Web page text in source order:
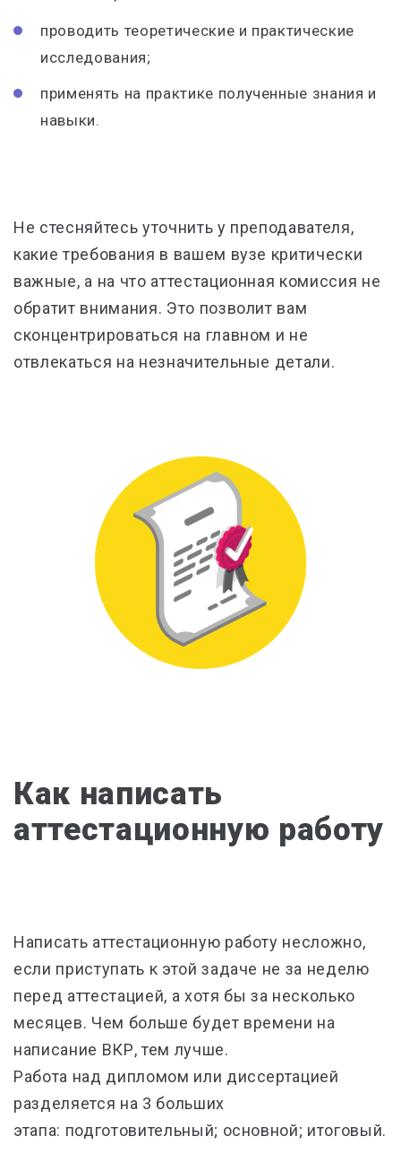
проводить теоретические и практические
исследования;
применять на практике полученные знания и
навыки.
Не стесняйтесь уточнить у преподавателя,
какие требования в вашем вузе критически
важные, а на что аттестационная комиссия не
обратит внимания. Это позволит вам
сконцентрироваться на главном и не
отвлекаться на незначительные детали.
Как написать
аттестационную работу
Написать аттестационную работу несложно,
если приступать к этой задаче не за неделю
перед аттестацией, а хотя бы за несколько
месяцев. Чем больше будет времени на
написание ВКР, тем лучше.
Работа над дипломом или диссертацией
разделяется на 3 больших
этапа: подготовительный; основной; итоговый.